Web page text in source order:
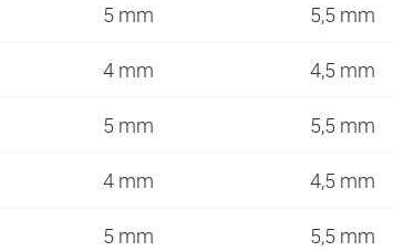
5 mm 5,5 mm
4 mm 4,5 mm
5 mm 5,5 mm
4 mm 4,5 mm
5 mm 5,5 mm